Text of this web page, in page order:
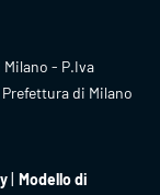
- P.Iva
di Milano
Modello di